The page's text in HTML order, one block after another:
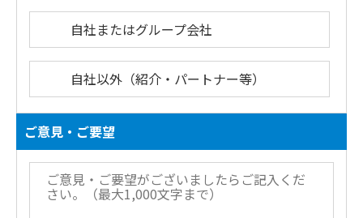
自社またはグループ会社
自社以外（紹介・パートナー等）
ご意見・ご要望